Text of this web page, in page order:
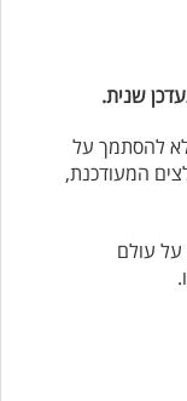
שנית.
להסתמך על
המעודכנת,
על עולם